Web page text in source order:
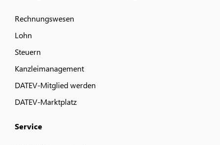
Rechnungswesen
Lohn
Steuern
Kanzleimanagement
DATEV-Mitglied werden
DATEV-Marktplatz
Service